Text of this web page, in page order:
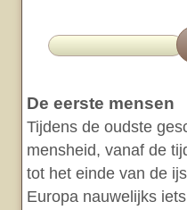
De eerste mensen
Tijdens de oudste
mensheid, vanaf de
tot het einde van de
Europa nauwelijks